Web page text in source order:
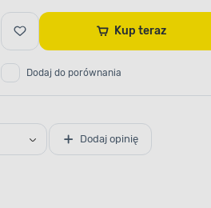
Kup teraz
Dodaj do porównania
Dodaj opinię